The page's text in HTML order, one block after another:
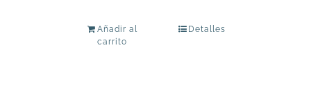
Añadir al
carrito
Detalles